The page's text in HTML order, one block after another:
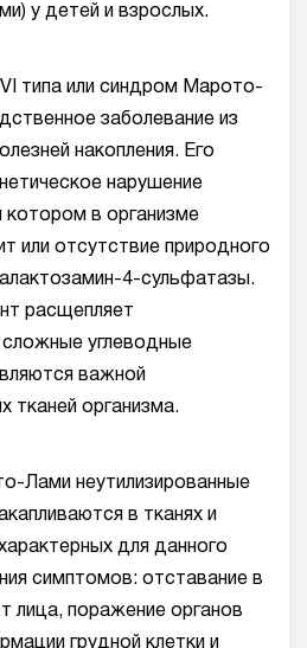
у детей и взрослых.
типа или синдром Марото-
заболевание из
накопления. Его
нарушение
в организме
или отсутствие природного
4-сульфатазы.
расщепляет
углеводные
важной
тканей организма.
Лами неутилизированные
в тканях и
для данного
симптомов: отставание в
лица, поражение органов
грудной клетки и